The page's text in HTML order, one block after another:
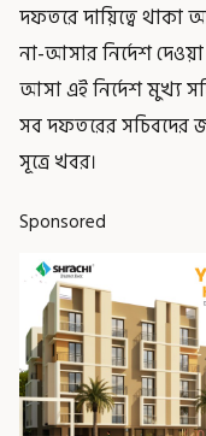
দফতরে দায়িত্বে
না-আসার নির্দেশ
আসা এই নির্দেশ মুখ্য
সব দফতরের সচিবদের
সূত্রে খবর।
Sponsored